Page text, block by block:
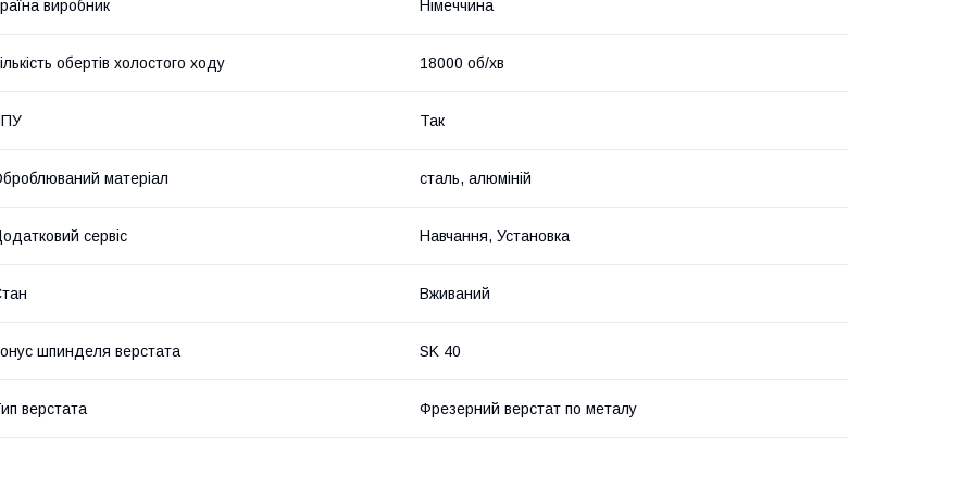
виробник Німеччина
обертів холостого ходу 18000 об/хв
Так
матеріал сталь, алюміній
сервіс Навчання, Установка
Вживаний
шпинделя верстата SK 40
верстата Фрезерний верстат по металу